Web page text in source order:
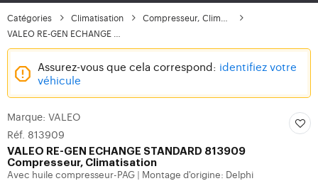
Catégories Climatisation
Assurez-vous que cela correspond: identifiez votre
véhicule
Marque: VALEO
Réf. 813909
VALEO RE-GEN ECHANGE STANDARD 813909
Compresseur, Climatisation
Avec huile compresseur-PAG Montage d'origine: Delphi